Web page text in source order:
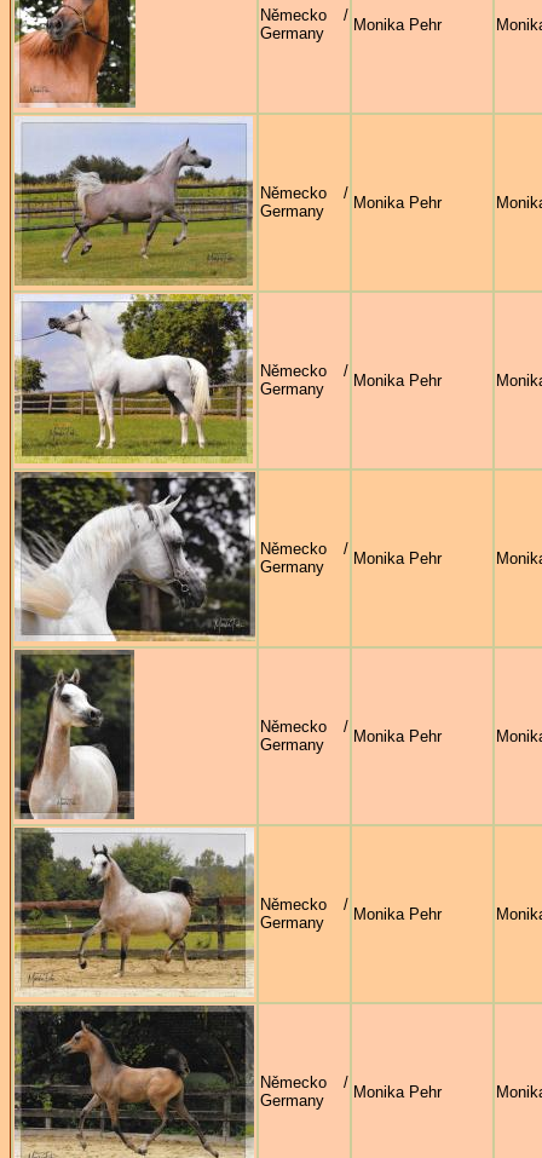
Německo /
Germany
Monika Pehr
Německo /
Germany
Monika Pehr
Německo /
Germany
Monika Pehr
Německo /
Germany
Monika Pehr
Německo /
Germany
Monika Pehr
Německo /
Germany
Monika Pehr
Německo /
Germany
Monika Pehr